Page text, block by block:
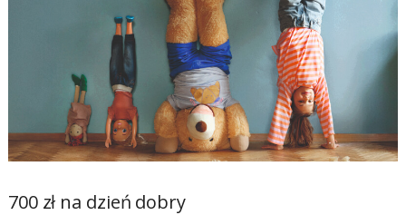
700 zł na dzień dobry